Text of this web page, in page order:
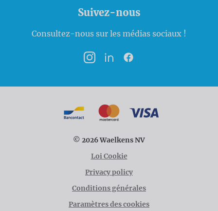
Suivez-nous
Consultez-nous sur les médias sociaux !
InstagramLinkedInFacebook
© 2026 Waelkens NV
Loi Cookie
Privacy policy
Conditions générales
Paramètres des cookies
Modalités de paiement
BancontactMasterCard
VISA